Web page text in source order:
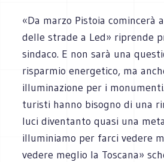
«Da marzo Pistoia comincerà
delle strade a Led» riprende
sindaco. E non sarà una
risparmio energetico, ma
illuminazione per i
turisti hanno bisogno di una
luci diventanto quasi una
illuminiamo per farci vedere
vedere meglio la Toscana»